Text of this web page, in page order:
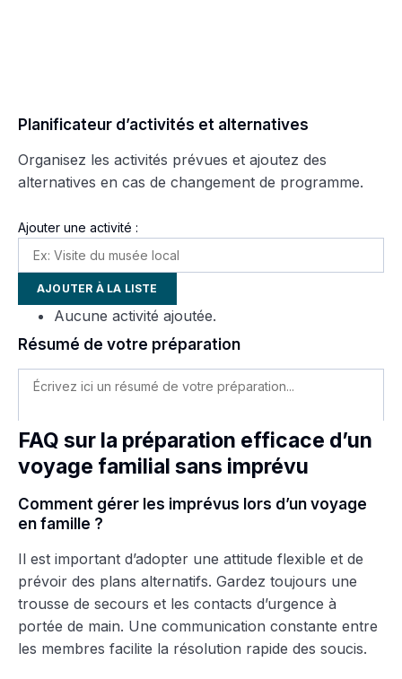
Planificateur d’activités et alternatives
Organisez les activités prévues et ajoutez des
alternatives en cas de changement de programme.
Ajouter une activité :
AJOUTER À LA LISTE
Aucune activité ajoutée.
Résumé de votre préparation
FAQ sur la préparation efficace d’un
voyage familial sans imprévu
Comment gérer les imprévus lors d’un voyage
en famille ?
Il est important d’adopter une attitude flexible et de
prévoir des plans alternatifs. Gardez toujours une
trousse de secours et les contacts d’urgence à
portée de main. Une communication constante entre
les membres facilite la résolution rapide des soucis.